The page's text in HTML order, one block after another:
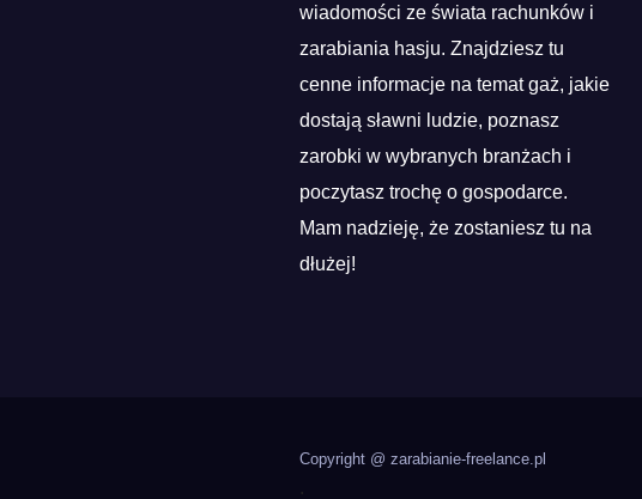
wiadomości ze świata rachunków i
zarabiania hasju. Znajdziesz tu
cenne informacje na temat gaż, jakie
dostają sławni ludzie, poznasz
zarobki w wybranych branżach i
poczytasz trochę o gospodarce.
Mam nadzieję, że zostaniesz tu na
dłużej!
Copyright @ zarabianie-freelance.pl
.